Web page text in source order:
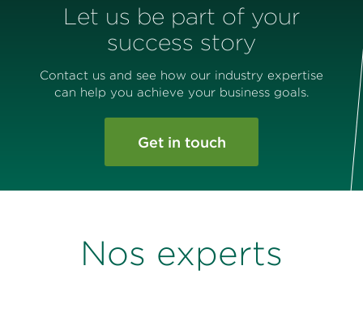
Let us be part of your
success story
Contact us and see how our industry expertise
can help you achieve your business goals.
Get in touch
Nos experts